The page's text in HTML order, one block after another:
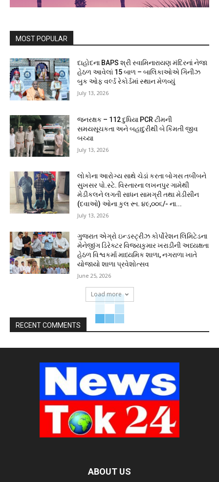
MOST POPULAR
દાહોદના BAPS શ્રી સ્વામિનારાયણ મંદિરનાં નેજા
હેઠળ આવેલાં 15 બાળ – બાલિકાઓએ ગિનીઝ
બુક ઓફ વર્લ્ડ રેકોર્ડમાં સ્થાન મેળવ્યું
July 13, 2026
જનરક્ષક – 112 દુધિયા PCR ટીમની
સમયસૂચકતા અને બહાદુરીથી બે કિંમતી જીવ
બચ્યા
July 13, 2026
લોકોના આરોગ્ય સાથે ચેડાં કરતા બોગસ તબીબને
સુખસર પો.સ્ટે. વિસ્તારના લખનપુર ગામેથી
મેડીકલને લગતી સાધન સામગ્રી તથા મેડીસીન
(દવાઓ) ઓના કુલ રૂા. ૪૯,૦૦૬/- ના...
July 13, 2026
ગુજરાત એગ્રો ઇન્ડસ્ટ્રીઝ કોર્પોરેશન લિમિટેડના
મેનેજીંગ ડિરેક્ટર વિજયકુમાર ખરાડીની અધ્યક્ષતા
હેઠળ વિશ્વકર્મા માધ્યમિક શાળા, નગરાળા ખાતે
યોજાયો શાળા પ્રવેશોત્સવ
June 25, 2026
Load more
RECENT COMMENTS
ABOUT US